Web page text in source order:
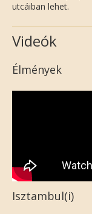
utcáiban lehet.
Videók
Élmények
Isztambul(i)